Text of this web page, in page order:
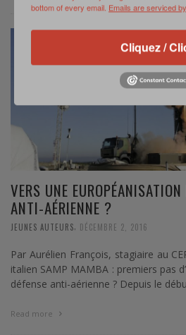
VERS UNE
ANTI-AÉRIENNE ?
JEUNES AUTEURS DÉCEMBRE 2, 2016
Par Aurélien François, stagiaire au
italien SAMP MAMBA : premiers pas
défense anti-aérienne ? Depuis le
Read more
bottom of every email. Emails are serviced
Cliquez /